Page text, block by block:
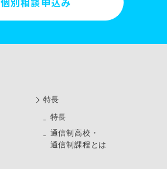
特長
特長
通信制高校・
通信制課程とは